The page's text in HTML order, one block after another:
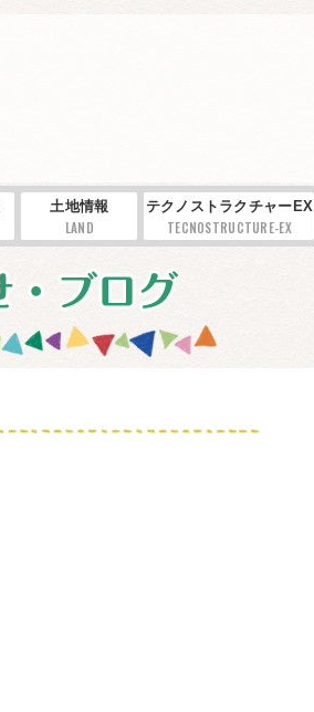
土地情報
LAND
テクノストラクチャーEX
TECNOSTRUCTURE-EX